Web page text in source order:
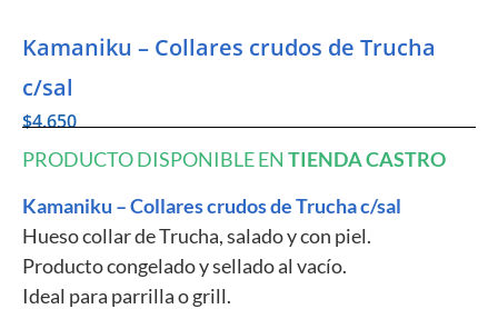
Kamaniku – Collares crudos de Trucha
c/sal
$4.650
PRODUCTO DISPONIBLE EN TIENDA CASTRO
Kamaniku – Collares crudos de Trucha c/sal
Hueso collar de Trucha, salado y con piel.
Producto congelado y sellado al vacío.
Ideal para parrilla o grill.